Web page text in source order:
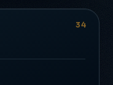
34